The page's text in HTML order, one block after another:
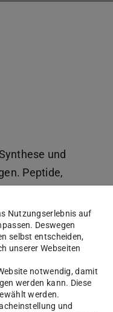
und
Peptide,
Chemie-
aus der
Nutzungserlebnis auf
Deswegen
selbst entscheiden,
unserer Webseiten
notwendig, damit
werden kann. Diese
werden.
und